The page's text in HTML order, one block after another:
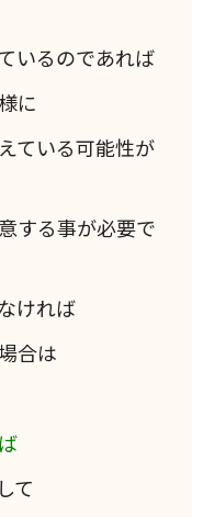
いるのであれば
に
ている可能性が
する事が必要で
ければ
合は
て